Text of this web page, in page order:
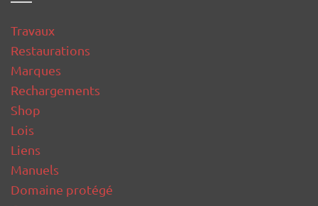
Travaux
Restaurations
Marques
Rechargements
Shop
Lois
Liens
Manuels
Domaine protégé